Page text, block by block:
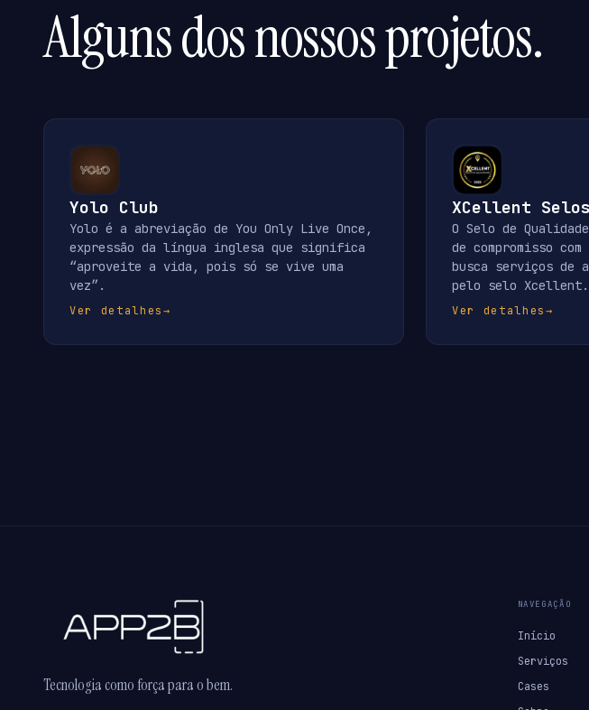
Alguns dos nossos projetos.
Yolo Club
Yolo é a abreviação de You Only Live Once,
expressão da língua inglesa que significa
“aproveite a vida, pois só se vive uma
vez”.
Ver detalhes→
XCellent Selos
O Selo de
de compromisso
busca serviços de
pelo selo Xcellent.
Ver detalhes→
Tecnologia como força para o bem.
NAVEGAÇÃO
Início
Serviços
Cases